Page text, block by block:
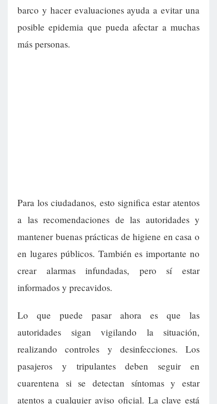
barco y hacer evaluaciones ayuda a evitar una
posible epidemia que pueda afectar a muchas
más personas.
Para los ciudadanos, esto significa estar atentos
a las recomendaciones de las autoridades y
mantener buenas prácticas de higiene en casa o
en lugares públicos. También es importante no
crear alarmas infundadas, pero sí estar
informados y precavidos.
Lo que puede pasar ahora es que las
autoridades sigan vigilando la situación,
realizando controles y desinfecciones. Los
pasajeros y tripulantes deben seguir en
cuarentena si se detectan síntomas y estar
atentos a cualquier aviso oficial. La clave está